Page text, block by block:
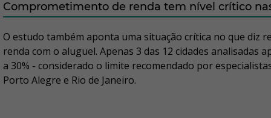
Comprometimento de renda tem nível crítico
O estudo também aponta uma situação crítica no que diz
renda com o aluguel. Apenas 3 das 12 cidades
a 30% - considerado o limite recomendado por
Porto Alegre e Rio de Janeiro.